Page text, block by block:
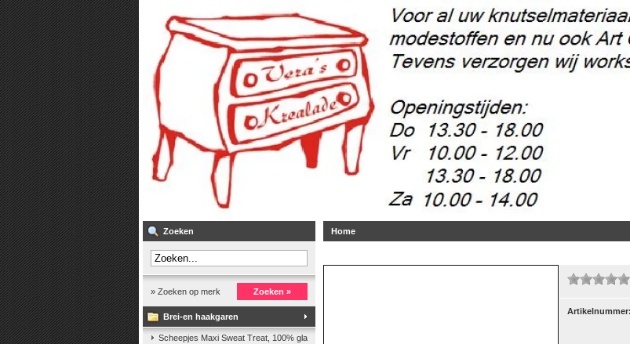
Zoeken
» Zoeken op merk Zoeken »
Brei-en haakgaren
Scheepjes Maxi Sweat Treat, 100% glanskatoen,25 gr.
Home
Artikelnummer: